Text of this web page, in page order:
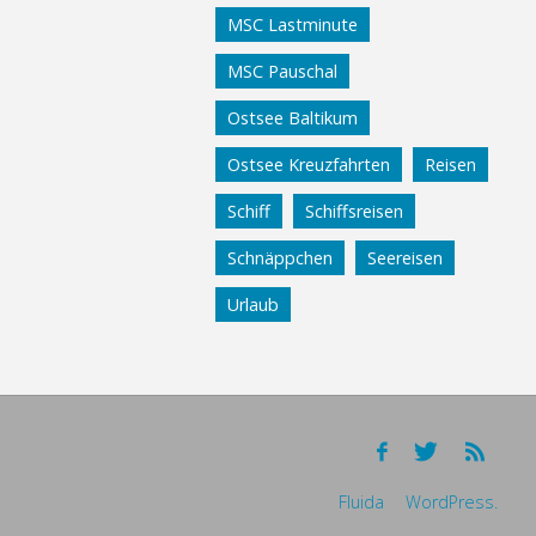
MSC Lastminute
MSC Pauschal
Ostsee Baltikum
Ostsee Kreuzfahrten Reisen
Schiff Schiffsreisen
Schnäppchen Seereisen
Urlaub
Fluida WordPress.